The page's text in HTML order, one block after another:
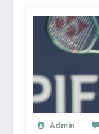
Admin